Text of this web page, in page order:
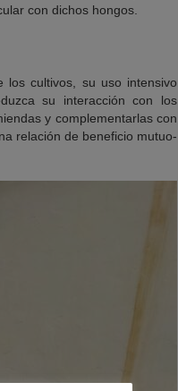
con dichos hongos.
los cultivos, su uso intensivo
su interacción con los
y complementarlas con
relación de beneficio mutuo-